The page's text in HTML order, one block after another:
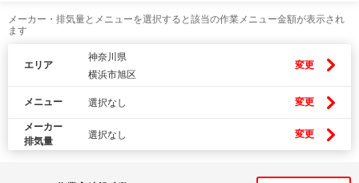
メーカー・排気量とメニューを選択すると該当の作業メニュー金額が表示され
ます
エリア
神奈川県
横浜市旭区
変更
メニュー 選択なし 変更
メーカー
排気量
選択なし 変更